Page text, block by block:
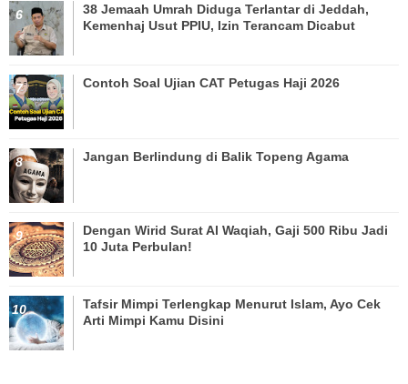
38 Jemaah Umrah Diduga Terlantar di Jeddah,
Kemenhaj Usut PPIU, Izin Terancam Dicabut
Contoh Soal Ujian CAT Petugas Haji 2026
Jangan Berlindung di Balik Topeng Agama
Dengan Wirid Surat Al Waqiah, Gaji 500 Ribu Jadi
10 Juta Perbulan!
Tafsir Mimpi Terlengkap Menurut Islam, Ayo Cek
Arti Mimpi Kamu Disini